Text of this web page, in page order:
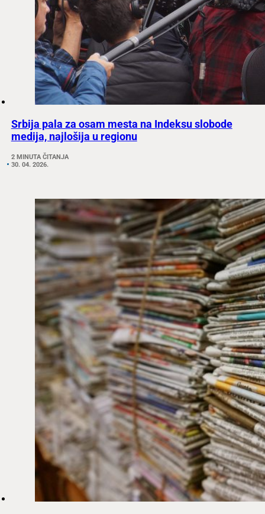
Srbija pala za osam mesta na Indeksu slobode
medija, najlošija u regionu
2 MINUTA ČITANJA
30. 04. 2026.